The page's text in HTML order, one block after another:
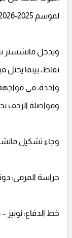
لموسم 2025-2026.
نقاط، بينما يحتل
واحدة، في
ومواصلة الزحف
وجاء تشكيل
حراسة المرمى:
خط الدفاع: نونيز